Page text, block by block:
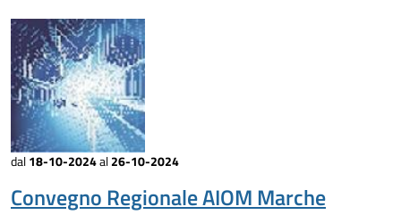
dal 18-10-2024al26-10-2024
Convegno Regionale AIOM Marche